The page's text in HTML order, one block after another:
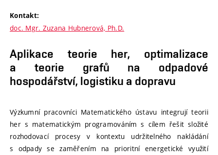
Kontakt:
doc. Mgr. Zuzana Hubnerová, Ph.D.
Aplikace teorie her, optimalizace
a teorie grafů na odpadové
hospodářství, logistiku a dopravu
Výzkumní pracovníci Matematického ústavu integrují teorii
her s matematickým programováním s cílem řešit složité
rozhodovací procesy v kontextu udržitelného nakládání
s odpady se zaměřením na prioritní energetické využití